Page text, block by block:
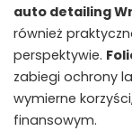
auto detailing
również
perspektywie.
zabiegi ochrony
wymierne
finansowym.